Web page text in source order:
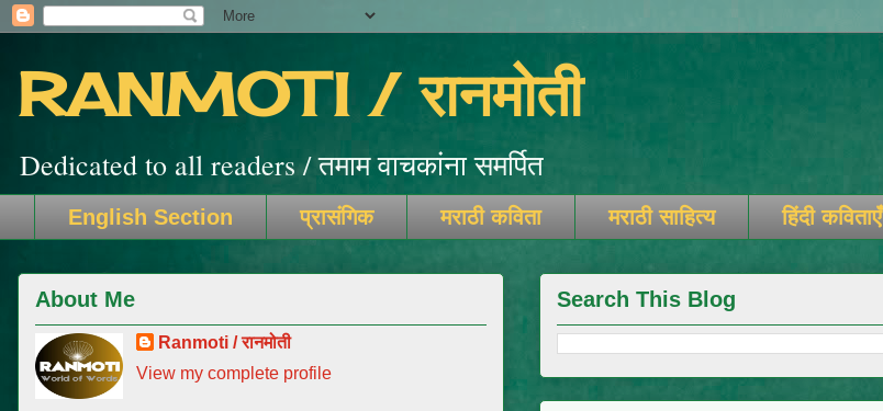
RANMOTI / रानमोती
Dedicated to all readers / तमाम वाचकांना समर्पित
English Section प्रासंगिक मराठी कविता मराठी साहित्य हिंदी कविताएँ
Search This Blog
About Me
Ranmoti / रानमोती
View my complete profile